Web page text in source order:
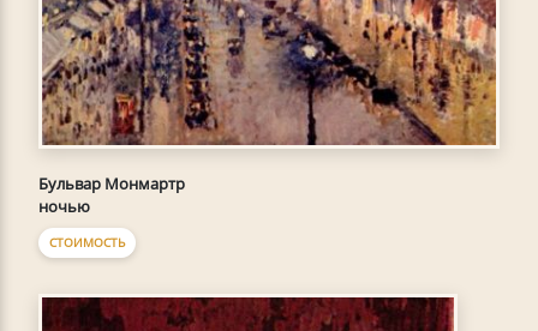
Бульвар Монмартр
ночью
СТОИМОСТЬ